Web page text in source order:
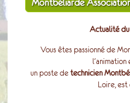
Montbéliarde
Actualité
Vous êtes passionné de
l'animation
un poste detechnicien
Loire, est